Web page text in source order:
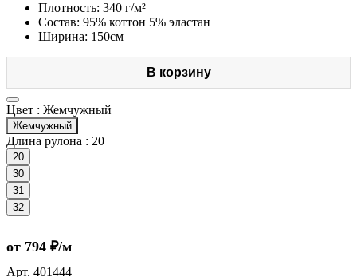
Плотность: 340 г/м²
Состав: 95% коттон 5% эластан
Ширина: 150см
В корзину
Цвет : Жемчужный
Жемчужный
Длина рулона : 20
20
30
31
32
от 794 ₽/м
Арт. 401444